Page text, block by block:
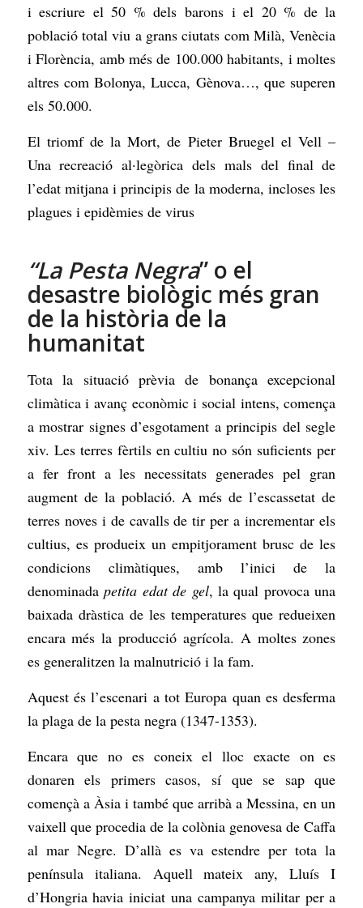
i escriure el 50 % dels barons i el 20 % de la
població total viu a grans ciutats com Milà, Venècia
i Florència, amb més de 100.000 habitants, i moltes
altres com Bolonya, Lucca, Gènova…, que superen
els 50.000.
El triomf de la Mort, de Pieter Bruegel el Vell –
Una recreació al·legòrica dels mals del final de
l’edat mitjana i principis de la moderna, incloses les
plagues i epidèmies de virus
“La Pesta Negra” o el
desastre biològic més gran
de la història de la
humanitat
Tota la situació prèvia de bonança excepcional
climàtica i avanç econòmic i social intens, comença
a mostrar signes d’esgotament a principis del segle
xiv. Les terres fèrtils en cultiu no són suficients per
a fer front a les necessitats generades pel gran
augment de la població. A més de l’escassetat de
terres noves i de cavalls de tir per a incrementar els
cultius, es produeix un empitjorament brusc de les
condicions climàtiques, amb l’inici de la
denominadapetita edat de gel, la qual provoca una
baixada dràstica de les temperatures que redueixen
encara més la producció agrícola. A moltes zones
es generalitzen la malnutrició i la fam.
Aquest és l’escenari a tot Europa quan es desferma
la plaga de la pesta negra (1347-1353).
Encara que no es coneix el lloc exacte on es
donaren els primers casos, sí que se sap que
començà a Àsia i també que arribà a Messina, en un
vaixell que procedia de la colònia genovesa de Caffa
al mar Negre. D’allà es va estendre per tota la
península italiana. Aquell mateix any, Lluís I
d’Hongria havia iniciat una campanya militar per a